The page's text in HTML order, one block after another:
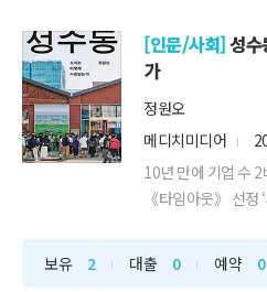
[인문/사회]성수
가
정원오
메디치미디어
10년 만에 기업 수
《타임아웃》 선정
험의 과정을 담다한
했던 성수동이 불과
보유 2 대출 0 예약 0